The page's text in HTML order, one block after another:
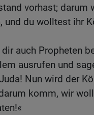
vorhast; darum
und du wolltest ihr
auch Propheten
ausrufen und
Nun wird der
komm, wir